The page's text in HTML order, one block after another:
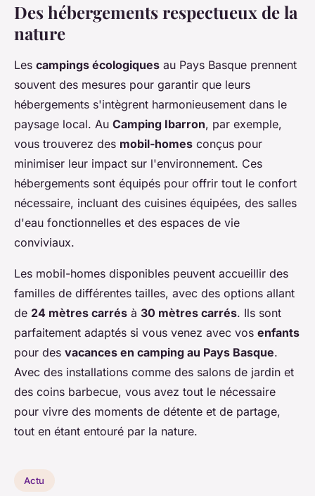
Des hébergements respectueux de la
nature
Les campings écologiques au Pays Basque prennent
souvent des mesures pour garantir que leurs
hébergements s'intègrent harmonieusement dans le
paysage local. Au Camping Ibarron, par exemple,
vous trouverez des mobil-homes conçus pour
minimiser leur impact sur l'environnement. Ces
hébergements sont équipés pour offrir tout le confort
nécessaire, incluant des cuisines équipées, des salles
d'eau fonctionnelles et des espaces de vie
conviviaux.
Les mobil-homes disponibles peuvent accueillir des
familles de différentes tailles, avec des options allant
de 24 mètres carrés à 30 mètres carrés. Ils sont
parfaitement adaptés si vous venez avec vos enfants
pour des vacances en camping au Pays Basque.
Avec des installations comme des salons de jardin et
des coins barbecue, vous avez tout le nécessaire
pour vivre des moments de détente et de partage,
tout en étant entouré par la nature.
Actu